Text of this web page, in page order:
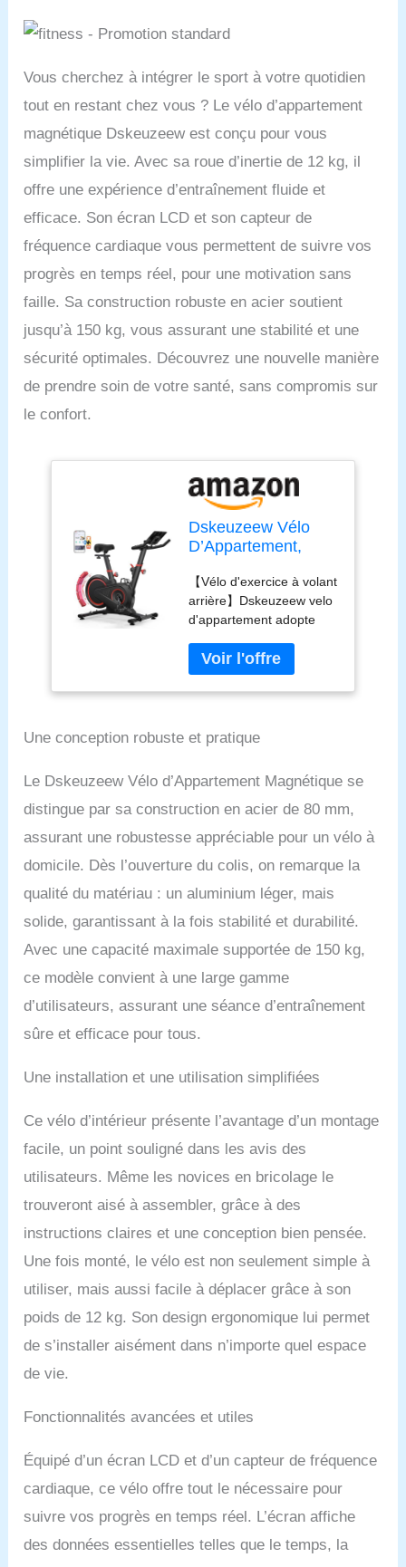
Vous cherchez à intégrer le sport à votre quotidien
tout en restant chez vous ? Le vélo d’appartement
magnétique Dskeuzeew est conçu pour vous
simplifier la vie. Avec sa roue d’inertie de 12 kg, il
offre une expérience d’entraînement fluide et
efficace. Son écran LCD et son capteur de
fréquence cardiaque vous permettent de suivre vos
progrès en temps réel, pour une motivation sans
faille. Sa construction robuste en acier soutient
jusqu’à 150 kg, vous assurant une stabilité et une
sécurité optimales. Découvrez une nouvelle manière
de prendre soin de votre santé, sans compromis sur
le confort.
Dskeuzeew Vélo
D’Appartement,
Magnétique Sans
Limite Silencieux
Velo D appartement
Connecté APP,
Écran LCD, Guidon
et Siège Réglables,
Capacité de Charge
【Vélo d'exercice à volant
arrière】Dskeuzeew velo
d'appartement adopte
d'inertie arrière, le dernier
vélo d'exercice avec
ergomètre magnétique
résistance magnétique,
pèse 30 kg, équipé d'un
volant d'inertie de 10 kg,
de vélos d'appartement
robustes et durables
robuste et sécurisé même
pendant les
entraînements de haute
intensité. La charge
maximale supportée est
de 150 kg. 【Suivi
intelligent de la condition
physique】 Connectez
votre Vélo appartement
plateformes populaires
pour améliorer votre
d'entraînement avec des
cours virtuels interactifs,
des compétitions et des
défis personnalisés. Vous
avez le choix entre 2
modes : entraînement
libre et compétition.
Participez à des courses
de vélo en famille et entre
amis pour rendre la
doubler le plaisir. Les
compteurs de vélo et les
kilométrage et les
intelligent des données
cyclistes de personnaliser
leurs programmes
stationnaire silencieux】
Une conception robuste et pratique
Le Dskeuzeew Vélo d’Appartement Magnétique se
distingue par sa construction en acier de 80 mm,
assurant une robustesse appréciable pour un vélo à
domicile. Dès l’ouverture du colis, on remarque la
qualité du matériau : un aluminium léger, mais
solide, garantissant à la fois stabilité et durabilité.
Avec une capacité maximale supportée de 150 kg,
ce modèle convient à une large gamme
d’utilisateurs, assurant une séance d’entraînement
sûre et efficace pour tous.
Une installation et une utilisation simplifiées
Ce vélo d’intérieur présente l’avantage d’un montage
facile, un point souligné dans les avis des
utilisateurs. Même les novices en bricolage le
trouveront aisé à assembler, grâce à des
instructions claires et une conception bien pensée.
Une fois monté, le vélo est non seulement simple à
utiliser, mais aussi facile à déplacer grâce à son
poids de 12 kg. Son design ergonomique lui permet
de s’installer aisément dans n’importe quel espace
de vie.
Fonctionnalités avancées et utiles
Équipé d’un écran LCD et d’un capteur de fréquence
cardiaque, ce vélo offre tout le nécessaire pour
suivre vos progrès en temps réel. L’écran affiche
des données essentielles telles que le temps, la